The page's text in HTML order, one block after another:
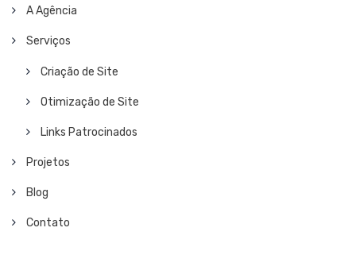
A Agência
Serviços
Criação de Site
Otimização de Site
Links Patrocinados
Projetos
Blog
Contato